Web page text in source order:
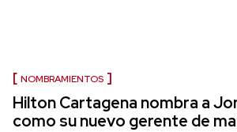
NOMBRAMIENTOS
Hilton Cartagena nombra a
como su nuevo gerente de